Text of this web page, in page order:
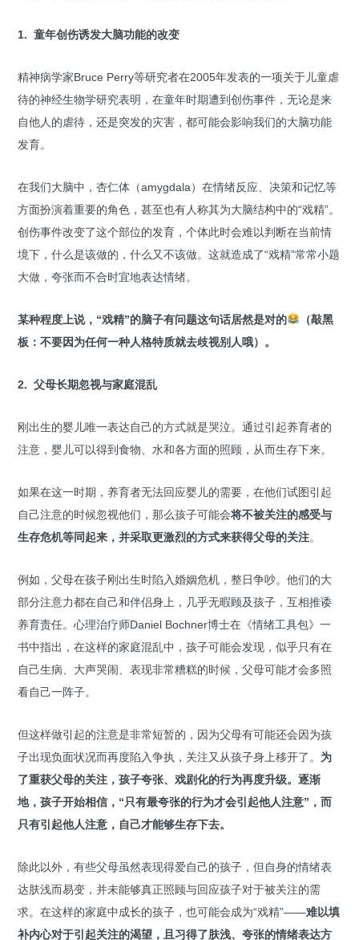
1. 童年创伤诱发大脑功能的改变
精神病学家Bruce Perry等研究者在2005年发表的一项关于儿童虐
待的神经生物学研究表明，在童年时期遭到创伤事件，无论是来
自他人的虐待，还是突发的灾害，都可能会影响我们的大脑功能
发育。
在我们大脑中，杏仁体（amygdala）在情绪反应、决策和记忆等
方面扮演着重要的角色，甚至也有人称其为大脑结构中的“戏精”。
创伤事件改变了这个部位的发育，个体此时会难以判断在当前情
境下，什么是该做的，什么又不该做。这就造成了“戏精”常常小题
大做，夸张而不合时宜地表达情绪。
某种程度上说，“戏精”的脑子有问题这句话居然是对的
（敲黑
板：不要因为任何一种人格特质就去歧视别人哦）。
2. 父母长期忽视与家庭混乱
刚出生的婴儿唯一表达自己的方式就是哭泣。通过引起养育者的
注意，婴儿可以得到食物、水和各方面的照顾，从而生存下来。
如果在这一时期，养育者无法回应婴儿的需要，在他们试图引起
自己注意的时候忽视他们，那么孩子可能会将不被关注的感受与
生存危机等同起来，并采取更激烈的方式来获得父母的关注。
例如，父母在孩子刚出生时陷入婚姻危机，整日争吵。他们的大
部分注意力都在自己和伴侣身上，几乎无暇顾及孩子，互相推诿
养育责任。心理治疗师Daniel Bochner博士在《情绪工具包》一
书中指出，在这样的家庭混乱中，孩子可能会发现，似乎只有在
自己生病、大声哭闹、表现非常糟糕的时候，父母可能才会多照
看自己一阵子。
但这样做引起的注意是非常短暂的，因为父母有可能还会因为孩
子出现负面状况而再度陷入争执，关注又从孩子身上移开了。 为
了重获父母的关注，孩子夸张、戏剧化的行为再度升级。逐渐
地，孩子开始相信，“只有最夸张的行为才会引起他人注意”，而
只有引起他人注意，自己才能够生存下去。
除此以外，有些父母虽然表现得爱自己的孩子，但自身的情绪表
达肤浅而易变，并未能够真正照顾与回应孩子对于被关注的需
求。在这样的家庭中成长的孩子，也可能会成为“戏精”——难以填
补内心对于引起关注的渴望，且习得了肤浅、夸张的情绪表达方